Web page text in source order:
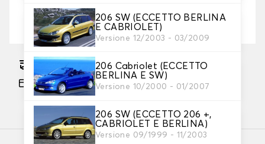
206 SW (ECCETTO BERLINA
E CABRIOLET)
Versione 12/2003 - 03/2009
206 Cabriolet (ECCETTO
BERLINA E SW)
Versione 10/2000 - 01/2007
206 SW (ECCETTO 206 +,
CABRIOLET E BERLINA)
Versione 09/1999 - 11/2003
Dove posso trovare le misure dei pneumatici?
Consegna gratuita stimata su 11/08/2026
Pagamento in 3x gratuito, a partire da 60 euro
di acquisto.